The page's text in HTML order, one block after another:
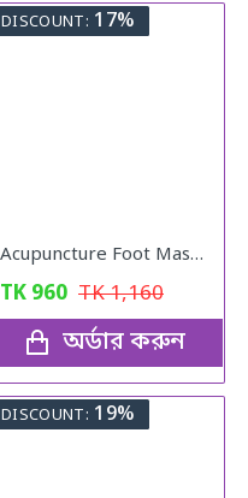
DISCOUNT: 17%
Acupuncture Foot Massager
TK 960 TK1,160
অর্ডার করুন
DISCOUNT: 19%